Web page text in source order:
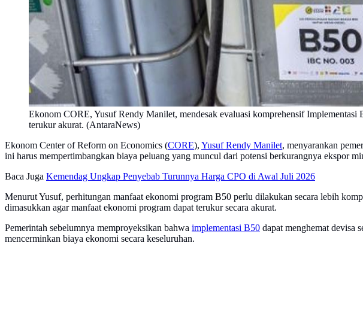
Ekonom CORE, Yusuf Rendy Manilet, mendesak evaluasi komprehensif
terukur akurat. (AntaraNews)
Ekonom Center of Reform on Economics (CORE), Yusuf Rendy Manilet, menyarankan
ini harus mempertimbangkan biaya peluang yang muncul dari potensi berkurangnya ekspor
Baca Juga Kemendag Ungkap Penyebab Turunnya Harga CPO di Awal Juli 2026
Menurut Yusuf, perhitungan manfaat ekonomi program B50 perlu dilakukan secara lebih
dimasukkan agar manfaat ekonomi program dapat terukur secara akurat.
Pemerintah sebelumnya memproyeksikan bahwa implementasi B50 dapat menghemat devisa
mencerminkan biaya ekonomi secara keseluruhan.